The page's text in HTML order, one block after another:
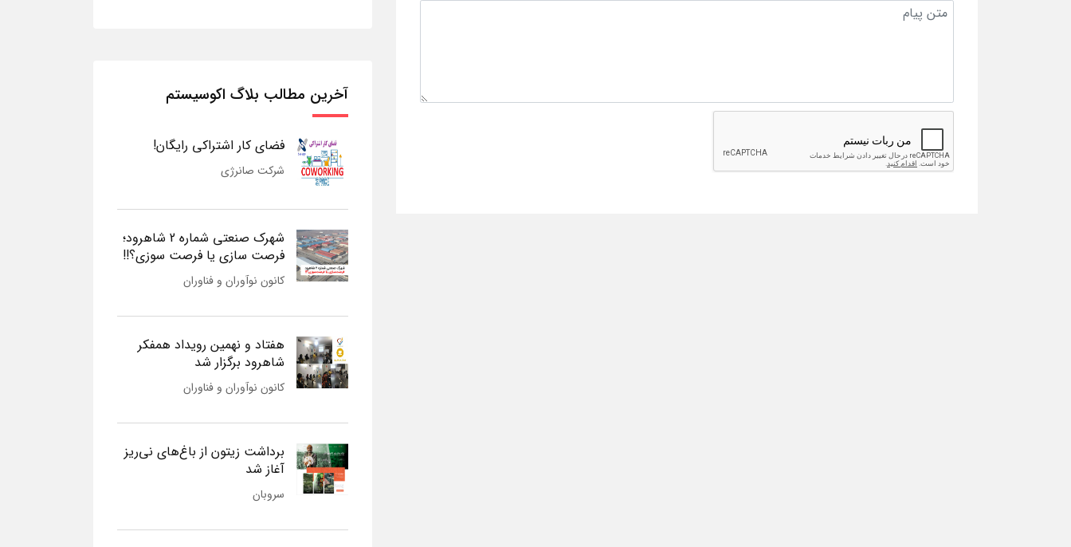
آخرین مطالب بلاگ اکوسیستم
فضای کار اشتراکی رایگان!
شرکت صانرژی
شهرک صنعتی شماره 2 شاهرود؛
فرصت سازی یا فرصت سوزی؟!!
کانون نوآوران و فناوران
هفتاد و نهمین رویداد همفکر
شاهرود برگزار شد
کانون نوآوران و فناوران
برداشت زیتون از باغ‌های نی‌ریز
آغاز شد
سروبان